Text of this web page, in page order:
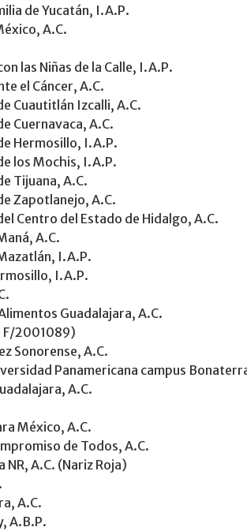
de Yucatán, I.A.P.
A.C.
las Niñas de la Calle, I.A.P.
el Cáncer, A.C.
Cuautitlán Izcalli, A.C.
Cuernavaca, A.C.
Hermosillo, I.A.P.
los Mochis, I.A.P.
Tijuana, A.C.
Zapotlanejo, A.C.
Centro del Estado de Hidalgo, A.C.
A.C.
I.A.P.
I.A.P.
Guadalajara, A.C.
F/2001089)
Sonorense, A.C.
Panamericana campus
A.C.
México, A.C.
de Todos, A.C.
NR, A.C. (Nariz Roja)
A.C.
A.B.P.